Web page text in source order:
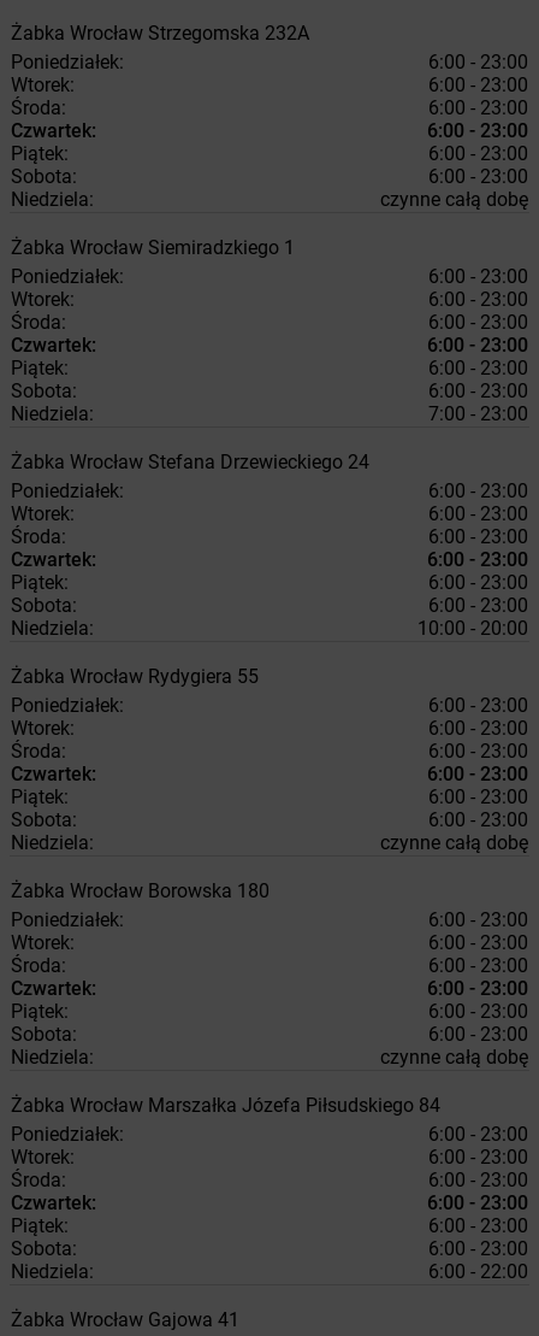
Żabka Wrocław Strzegomska 232A
Poniedziałek:
6:00 - 23:00
Wtorek:
6:00 - 23:00
Środa:
6:00 - 23:00
Czwartek:
6:00 - 23:00
Piątek:
6:00 - 23:00
Sobota:
6:00 - 23:00
Niedziela:
czynne całą dobę
Żabka Wrocław Siemiradzkiego 1
Poniedziałek:
6:00 - 23:00
Wtorek:
6:00 - 23:00
Środa:
6:00 - 23:00
Czwartek:
6:00 - 23:00
Piątek:
6:00 - 23:00
Sobota:
6:00 - 23:00
Niedziela:
7:00 - 23:00
Żabka Wrocław Stefana Drzewieckiego 24
Poniedziałek:
6:00 - 23:00
Wtorek:
6:00 - 23:00
Środa:
6:00 - 23:00
Czwartek:
6:00 - 23:00
Piątek:
6:00 - 23:00
Sobota:
6:00 - 23:00
Niedziela:
10:00 - 20:00
Żabka Wrocław Rydygiera 55
Poniedziałek:
6:00 - 23:00
Wtorek:
6:00 - 23:00
Środa:
6:00 - 23:00
Czwartek:
6:00 - 23:00
Piątek:
6:00 - 23:00
Sobota:
6:00 - 23:00
Niedziela:
czynne całą dobę
Żabka Wrocław Borowska 180
Poniedziałek:
6:00 - 23:00
Wtorek:
6:00 - 23:00
Środa:
6:00 - 23:00
Czwartek:
6:00 - 23:00
Piątek:
6:00 - 23:00
Sobota:
6:00 - 23:00
Niedziela:
czynne całą dobę
Żabka Wrocław Marszałka Józefa Piłsudskiego 84
Poniedziałek:
6:00 - 23:00
Wtorek:
6:00 - 23:00
Środa:
6:00 - 23:00
Czwartek:
6:00 - 23:00
Piątek:
6:00 - 23:00
Sobota:
6:00 - 23:00
Niedziela:
6:00 - 22:00
Żabka Wrocław Gajowa 41